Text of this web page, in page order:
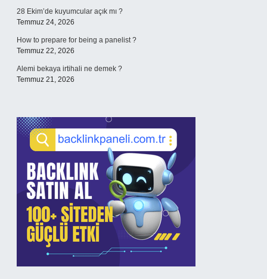
28 Ekim’de kuyumcular açık mı ?
Temmuz 24, 2026
How to prepare for being a panelist ?
Temmuz 22, 2026
Alemi bekaya irtihali ne demek ?
Temmuz 21, 2026